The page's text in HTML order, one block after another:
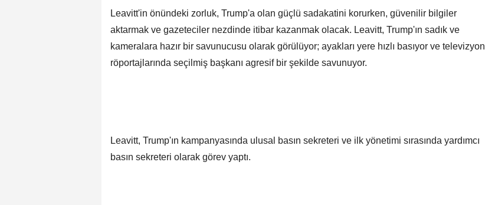
Leavitt'in önündeki zorluk, Trump'a olan güçlü sadakatini korurken, güvenilir bilgiler
aktarmak ve gazeteciler nezdinde itibar kazanmak olacak. Leavitt, Trump'ın sadık ve
kameralara hazır bir savunucusu olarak görülüyor; ayakları yere hızlı basıyor ve televizyon
röportajlarında seçilmiş başkanı agresif bir şekilde savunuyor.
Leavitt, Trump'ın kampanyasında ulusal basın sekreteri ve ilk yönetimi sırasında yardımcı
basın sekreteri olarak görev yaptı.